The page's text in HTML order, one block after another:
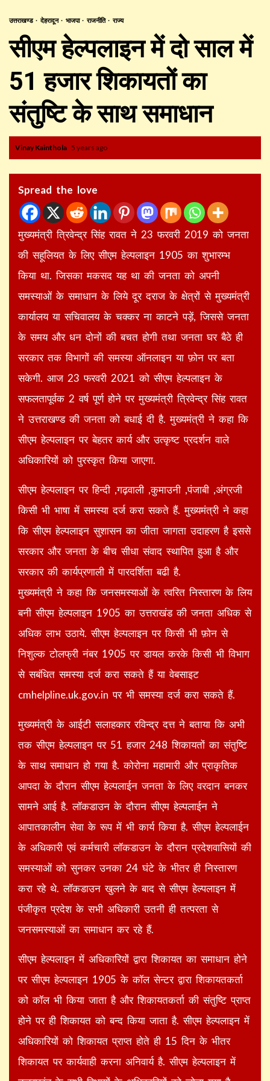
उत्तराखण्ड देहरादून भाजपा राजनीति राज्य
सीएम हेल्पलाइन में दो साल में
51 हजार शिकायतों का
संतुष्टि के साथ समाधान
Vinay Kainthola 5 years ago
Spread the love
मुख्यमंत्री त्रिवेन्द्र सिंह रावत ने 23 फरवरी 2019 को जनता
की सहूलियत के लिए सीएम हेल्पलाइन 1905 का शुभारम्भ
किया था. जिसका मकसद यह था की जनता को अपनी
समस्याओं के समाधान के लिये दूर दराज के क्षेत्रों से मुख्यमंत्री
कार्यालय या सचिवालय के चक्कर ना काटने पड़ें, जिससे जनता
के समय और धन दोनों की बचत होगी तथा जनता घर बैठे ही
सरकार तक विभागों की समस्या ऑनलाइन या फ़ोन पर बता
सकेगी. आज 23 फरवरी 2021 को सीएम हेल्पलाइन के
सफलतापूर्वक 2 वर्ष पूर्ण होने पर मुख्यमंत्री त्रिवेन्द्र सिंह रावत
ने उत्तराखण्ड की जनता को बधाई दी है. मुख्यमंत्री ने कहा कि
सीएम हेल्पलाइन पर बेहतर कार्य और उत्कृष्ट प्रदर्शन वाले
अधिकारियों को पुरस्कृत किया जाएगा.
सीएम हेल्पलाइन पर हिन्दी ,गढ़वाली ,कुमाउनी ,पंजाबी ,अंग्रजी
किसी भी भाषा में समस्या दर्ज करा सकते हैं. मुख्यमंत्री ने कहा
कि सीएम हेल्पलाइन सुशासन का जीता जागता उदाहरण है इससे
सरकार और जनता के बीच सीधा संवाद स्थापित हुआ है और
सरकार की कार्यप्रणाली में पारदर्शिता बढी है.
मुख्यमंत्री ने कहा कि जनसमस्याओं के त्वरित निस्तारण के लिय
बनी सीएम हेल्पलाइन 1905 का उत्तराखंड की जनता अधिक से
अधिक लाभ उठाये. सीएम हेल्पलाइन पर किसी भी फ़ोन से
निशुल्क टोलफ्री नंबर 1905 पर डायल करके किसी भी विभाग
से सबंधित समस्या दर्ज करा सकते हैं या वेबसाइट
cmhelpline.uk.gov.in पर भी समस्या दर्ज करा सकते हैं.
मुख्यमंत्री के आईटी सलाहकार रविन्द्र दत्त ने बताया कि अभी
तक सीएम हेल्पलाइन पर 51 हजार 248 शिकायतों का संतुष्टि
के साथ समाधान हो गया है. कोरोना महामारी और प्राकृतिक
आपदा के दौरान सीएम हेल्पलाईन जनता के लिए वरदान बनकर
सामने आई है. लॉकडाउन के दौरान सीएम हेल्पलाईन ने
आपातकालीन सेवा के रूप में भी कार्य किया है. सीएम हेल्पलाईन
के अधिकारी एवं कर्मचारी लॉकडाउन के दौरान प्रदेशवासियों की
समस्याओं को सुनकर उनका 24 घंटे के भीतर ही निस्तारण
करा रहे थे. लॉकडाउन खुलने के बाद से सीएम हेल्पलाइन में
पंजीकृत प्रदेश के सभी अधिकारी उतनी ही तत्परता से
जनसमस्याओं का समाधान कर रहे हैं.
सीएम हेल्पलाइन में अधिकारियों द्वारा शिकायत का समाधान होने
पर सीएम हेल्पलाइन 1905 के कॉल सेन्टर द्वारा शिकायतकर्ता
को कॉल भी किया जाता है और शिकायतकर्ता की संतुष्टि प्राप्त
होने पर ही शिकायत को बन्द किया जाता है. सीएम हेल्पलाइन में
अधिकारियों को शिकायत प्राप्त होते ही 15 दिन के भीतर
शिकायत पर कार्यवाही करना अनिवार्य है. सीएम हेल्पलाइन में